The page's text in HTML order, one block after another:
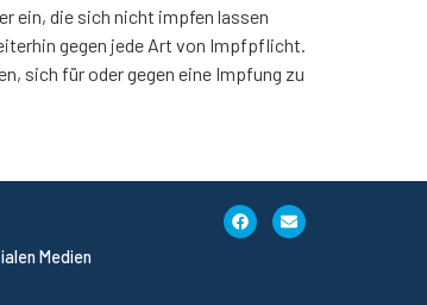
ein, die sich nicht impfen lassen
gegen jede Art von Impfpflicht.
sich für oder gegen eine Impfung zu
Medien